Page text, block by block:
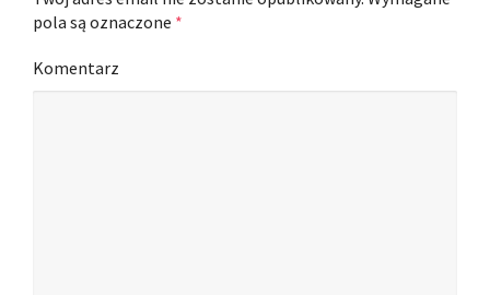
pola są oznaczone *
Komentarz